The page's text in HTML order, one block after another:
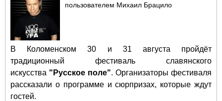
пользователем Михаил Брацило
В Коломенском 30 и 31 августа пройдёт
традиционный фестиваль славянского
искусства "Русское поле". Организаторы фестиваля
рассказали о программе и сюрпризах, которые ждут
гостей.